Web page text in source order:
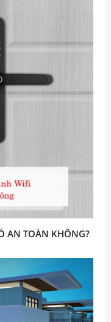
AN TOÀN KHÔNG?